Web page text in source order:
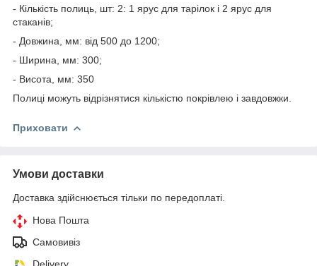
- Кількість полиць, шт: 2: 1 ярус для тарілок і 2 ярус для
стаканів;
- Довжина, мм: від 500 до 1200;
- Ширина, мм: 300;
- Висота, мм: 350
Полиці можуть відрізнятися кількістю покрівлею і завдовжки.
Приховати
Умови доставки
Доставка здійснюється тільки по передоплаті.
Нова Пошта
Самовивіз
Delivery